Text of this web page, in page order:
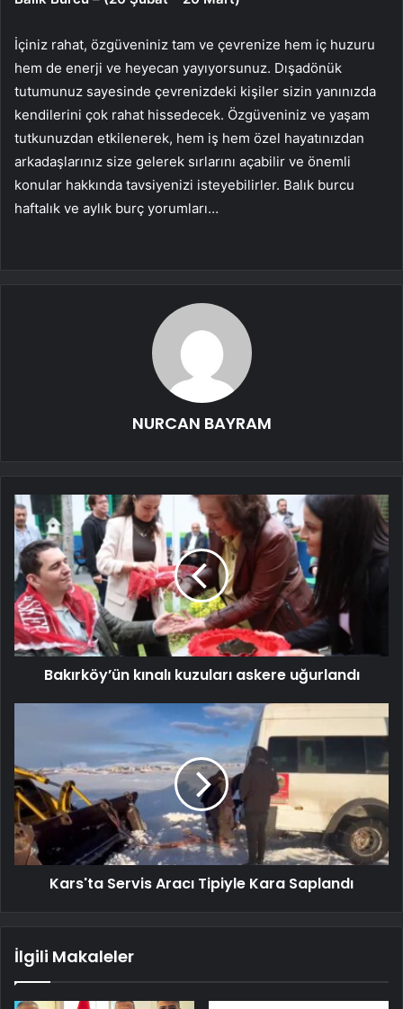
İçiniz rahat, özgüveniniz tam ve çevrenize hem iç huzuru
hem de enerji ve heyecan yayıyorsunuz. Dışadönük
tutumunuz sayesinde çevrenizdeki kişiler sizin yanınızda
kendilerini çok rahat hissedecek. Özgüveniniz ve yaşam
tutkunuzdan etkilenerek, hem iş hem özel hayatınızdan
arkadaşlarınız size gelerek sırlarını açabilir ve önemli
konular hakkında tavsiyenizi isteyebilirler. Balık burcu
haftalık ve aylık burç yorumları…
NURCAN BAYRAM
Bakırköy’ün kınalı kuzuları askere uğurlandı
Kars'ta Servis Aracı Tipiyle Kara Saplandı
İlgili Makaleler